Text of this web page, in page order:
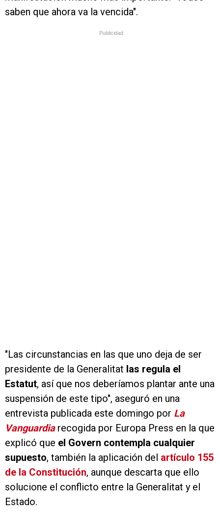
saben que ahora va la vencida".
Publicidad
"Las circunstancias en las que uno deja de ser
presidente de la Generalitat las regula el
Estatut, así que nos deberíamos plantar ante una
suspensión de este tipo", aseguró en una
entrevista publicada este domingo por La
Vanguardiarecogida por Europa Press en la que
explicó que el Govern contempla cualquier
supuesto, también la aplicación del artículo 155
de la Constitución, aunque descarta que ello
solucione el conflicto entre la Generalitat y el
Estado.